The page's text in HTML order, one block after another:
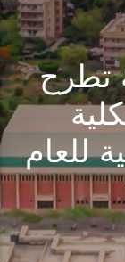
تطرح
للعام